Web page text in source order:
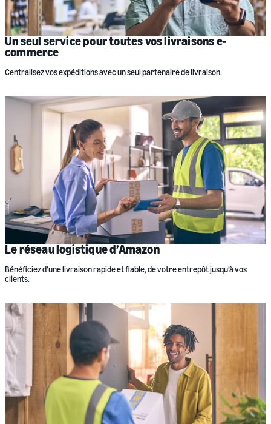
Un seul service pour toutes vos livraisons e-
commerce
Centralisez vos expéditions avec un seul partenaire de livraison.
Le réseau logistique d’Amazon
Bénéficiez d’une livraison rapide et fiable, de votre entrepôt jusqu’à vos
clients.